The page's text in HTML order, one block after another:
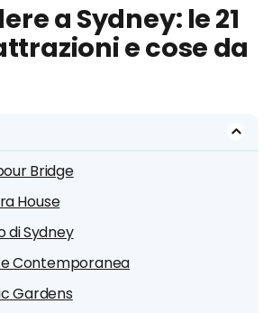
a Sydney: le 21
e cose da
Bridge
House
di Sydney
Contemporanea
Gardens